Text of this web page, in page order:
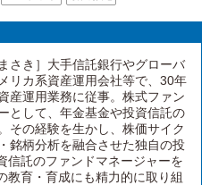
さき］大手信託銀行やグローバ
リカ系資産運用会社等で、30年
産運用業務に従事。株式ファン
として、年金基金や投資信託の
その経験を生かし、株価サイク
銘柄分析を融合させた独自の投
信託のファンドマネージャーを
教育・育成にも精力的に取り組